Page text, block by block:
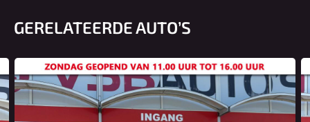
GERELATEERDE AUTO’S